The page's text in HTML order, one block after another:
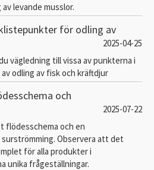
levande musslor.
för odling av
2025-04-25
vägledning till vissa av punkterna i
odling av fisk och kräftdjur
och
2025-07-22
flödesschema och en
Observera att det
för alla produkter i
unika frågeställningar.